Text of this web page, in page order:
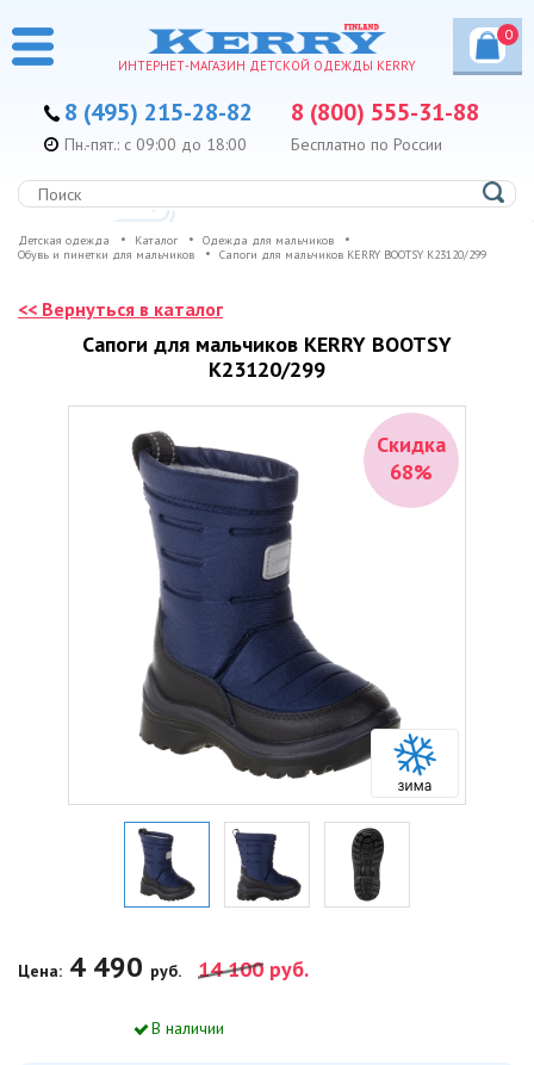
ИНТЕРНЕТ-МАГАЗИН ДЕТСКОЙ ОДЕЖДЫ KERRY
0
8 (495) 215-28-82 8 (800) 555-31-88
Бесплатно по России
Пн.-пят.: с 09:00 до 18:00
Детская одежда Каталог
Одежда для мальчиков
Обувь и пинетки для мальчиков
Сапоги для мальчиков KERRY BOOTSY K23120/299
<< Вернуться в каталог
Сапоги для мальчиков KERRY BOOTSY
K23120/299
Скидка
68%
Цена: 4 490 руб. 14 100 руб.
В наличии